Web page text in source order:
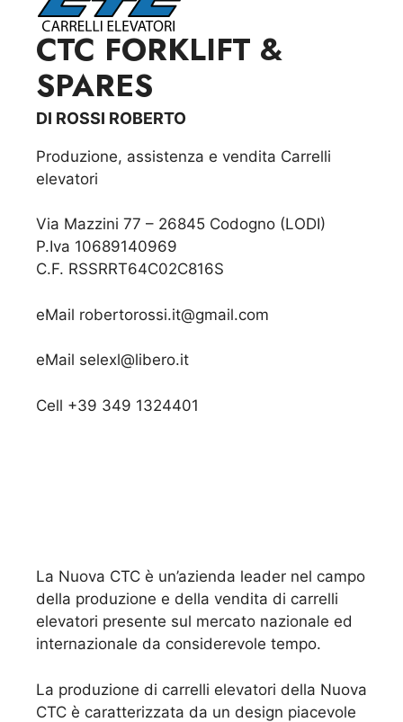
CTC FORKLIFT &
SPARES
DI ROSSI ROBERTO
Produzione, assistenza e vendita Carrelli
elevatori
Via Mazzini 77 – 26845 Codogno (LODI)
P.Iva 10689140969
C.F. RSSRRT64C02C816S
eMail robertorossi.it@gmail.com
eMail selexl@libero.it
Cell +39 349 1324401
La Nuova CTC è un’azienda leader nel campo
della produzione e della vendita di carrelli
elevatori presente sul mercato nazionale ed
internazionale da considerevole tempo.
La produzione di carrelli elevatori della Nuova
CTC è caratterizzata da un design piacevole